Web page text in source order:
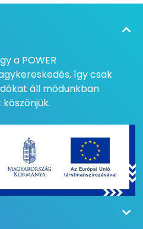
lecsapódó
870 nm
1,8 kg
a POWER
így csak
áll módunkban